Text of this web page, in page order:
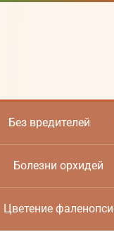
Без вредителей
Болезни орхидей
Цветение